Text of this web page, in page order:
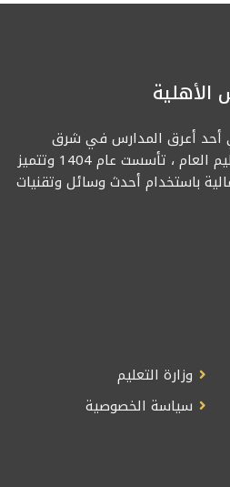
أعرق المدارس في شرق
الرياض المتخصصة في التعليم العام ، تأسست عام 1404 وتتميز
باستخدام أحدث وسائل وتقنيات
وزارة التعليم
سياسة الخصوصية